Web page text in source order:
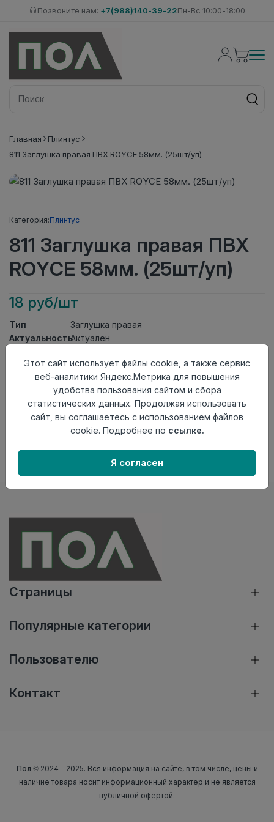
Позвоните нам: +7(988)140-39-22Пн-Вс 10:00-18:00
Главная
Плинтус
811 Заглушка правая ПВХ ROYCE 58мм. (25шт/уп)
Категория:Плинтус
811 Заглушка правая ПВХ
ROYCE 58мм. (25шт/уп)
18 руб/шт
Тип
Заглушка правая
АктуальностьАктуален
Осталось64 шт
Добавить в корзину
Внимание! Внешний вид товара может отличаться от
представленного на настоящем сайте. Проверяйте
в момент приобретения товара.
Страницы
Популярные категории
Пользователю
Контакт
Пол © 2024 - 2025. Вся информация на сайте, в том числе, цены и
наличие товара носит информационный характер и не является
публичной офертой.
Этот сайт использует файлы cookie, а также сервис
веб-аналитики Яндекс.Метрика для повышения
удобства пользования сайтом и сбора
статистических данных. Продолжая использовать
сайт, вы соглашаетесь с использованием файлов
cookie. Подробнее по ссылке.
Я согласен